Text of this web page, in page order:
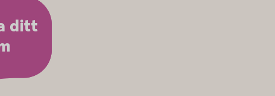
ditt